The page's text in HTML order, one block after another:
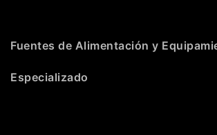
Fuentes de Alimentación y
Especializado